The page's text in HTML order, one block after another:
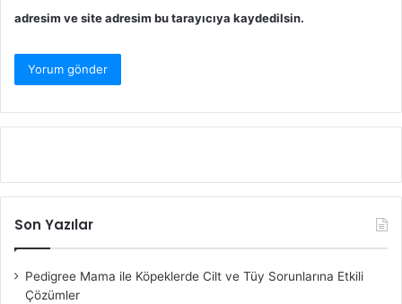
adresim ve site adresim bu tarayıcıya kaydedilsin.
Son Yazılar
Pedigree Mama ile Köpeklerde Cilt ve Tüy Sorunlarına Etkili
Çözümler